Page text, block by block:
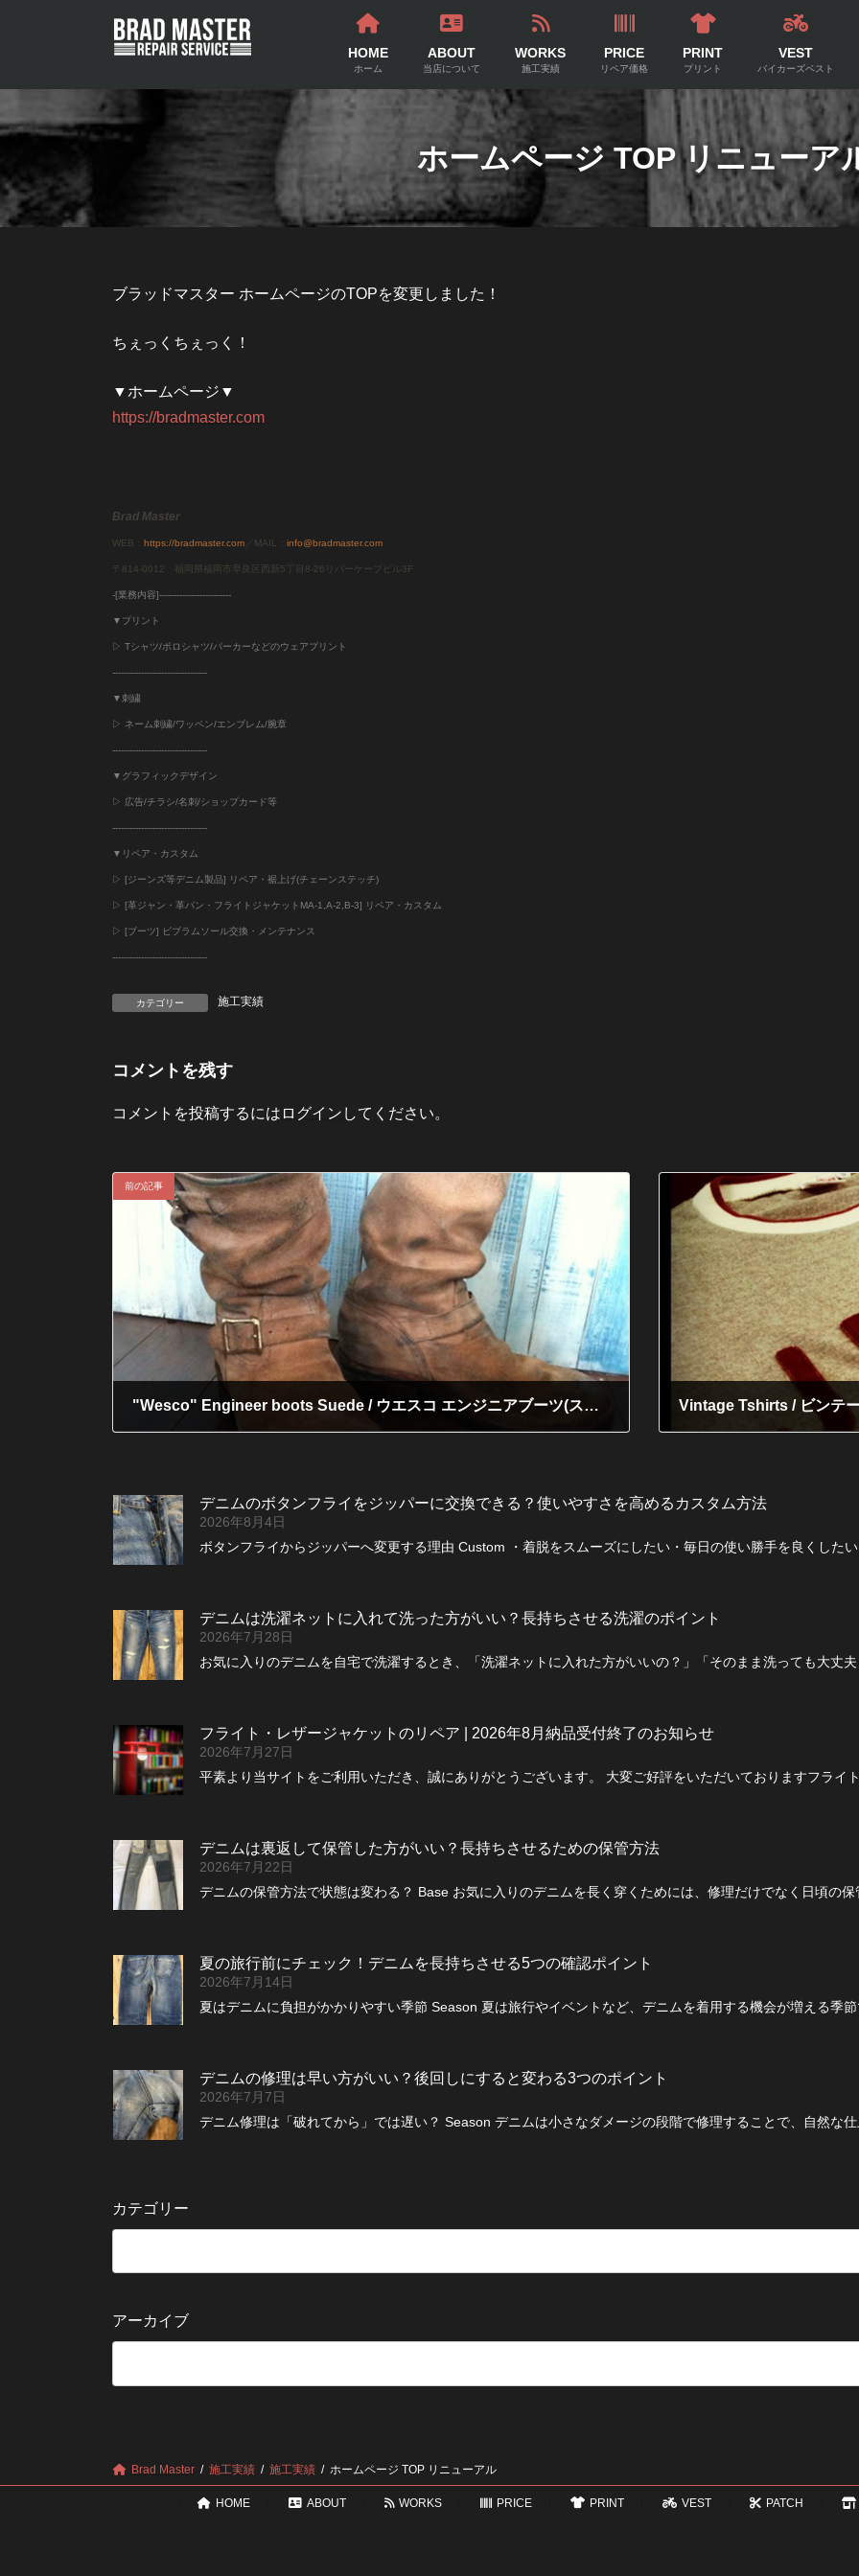
ツ
ス
プ
シ
ン
動
HOME
ホーム
ABOUT
当店について
WORKS
施工実績
PRICE
リペア価格
PRINT
プリント
VEST
バイカーズベスト
ホームページ TOP リニューア
ブラッドマスター ホームページのTOPを変更しました！
ちぇっくちぇっく！
▼ホームページ▼
https://bradmaster.com
Brad Master
WEB： https://bradmaster.com ／MAIL： info@bradmaster.com
〒814-0012 福岡県福岡市早良区西新5丁目8-26リバーケープビル3F
-[業務内容]-------------------------
▼プリント
▷ Tシャツ/ポロシャツ/パーカーなどのウェアプリント
---------------------------------
▼刺繍
▷ ネーム刺繍/ワッペン/エンブレム/腕章
---------------------------------
▼グラフィックデザイン
▷ 広告/チラシ/名刺/ショップカード等
---------------------------------
▼リペア・カスタム
▷ [ジーンズ等デニム製品] リペア・裾上げ(チェーンステッチ)
▷ [革ジャン・革パン・フライトジャケットMA-1,A-2,B-3] リペア・カスタム
▷ [ブーツ] ビブラムソール交換・メンテナンス
---------------------------------
カテゴリー 施工実績
コメントを残す
コメントを投稿するには ログイン してください。
前の記事
"Wesco" Engineer boots Suede / ウエスコ エンジニアブーツ(スウェード) カカト交換 Vintage Tshirts / ビンテ
デニムのボタンフライをジッパーに交換できる？使いやすさを高めるカスタム方法
2026年8月4日
ボタンフライからジッパーへ変更する理由 Custom ・着脱をスムーズにしたい・毎日の使い勝手を良くした
デニムは洗濯ネットに入れて洗った方がいい？長持ちさせる洗濯のポイント
2026年7月28日
お気に入りのデニムを自宅で洗濯するとき、「洗濯ネットに入れた方がいいの？」「そのまま洗っても大丈
フライト・レザージャケットのリペア | 2026年8月納品受付終了のお知らせ
2026年7月27日
平素より当サイトをご利用いただき、誠にありがとうございます。 大変ご好評をいただいておりますフラ
デニムは裏返して保管した方がいい？長持ちさせるための保管方法
2026年7月22日
デニムの保管方法で状態は変わる？ Base お気に入りのデニムを長く穿くためには、修理だけでなく日頃の
夏の旅行前にチェック！デニムを長持ちさせる5つの確認ポイント
2026年7月14日
夏はデニムに負担がかかりやすい季節 Season 夏は旅行やイベントなど、デニムを着用する機会が増える季
デニムの修理は早い方がいい？後回しにすると変わる3つのポイント
2026年7月7日
デニム修理は「破れてから」では遅い？ Season デニムは小さなダメージの段階で修理することで、自然な
カテゴリー
アーカイブ
Brad Master 施工実績 施工実績 ホームページ TOP リニューアル
HOME ABOUT WORKS PRICE PRINT VEST PATCH